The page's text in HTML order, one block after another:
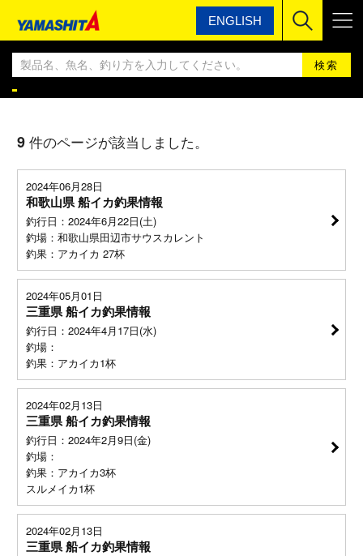
ENGLISH
ヤマシタ ヤマシタ釣果情報BLOG
ヤマシタ釣果情報
9 件のページが該当しました。
2024年06月28日
和歌山県 船イカ釣果情報
釣行日：2024年6月22日(土)
釣場：和歌山県田辺市サウスカレント
釣果：アカイカ 27杯
2024年05月01日
三重県 船イカ釣果情報
釣行日：2024年4月17日(水)
釣場：
釣果：アカイカ1杯
2024年02月13日
三重県 船イカ釣果情報
釣行日：2024年2月9日(金)
釣場：
釣果：アカイカ3杯
スルメイカ1杯
2024年02月13日
三重県 船イカ釣果情報